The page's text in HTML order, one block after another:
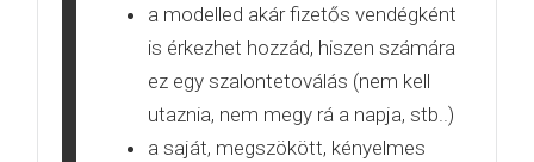
a modelled akár fizetős vendégként
is érkezhet hozzád, hiszen számára
ez egy szalontetoválás (nem kell
utaznia, nem megy rá a napja, stb..)
a saját, megszökött, kényelmes